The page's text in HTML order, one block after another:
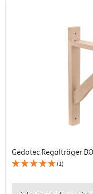
Gedotec Regalträger
(1)